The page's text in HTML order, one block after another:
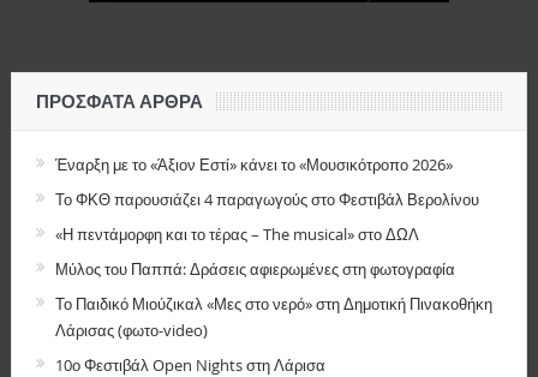
ΠΡΌΣΦΑΤΑ ΆΡΘΡΑ
Έναρξη με το «Άξιον Εστί» κάνει το «Μουσικότροπο 2026»
Το ΦΚΘ παρουσιάζει 4 παραγωγούς στο Φεστιβάλ Βερολίνου
«Η πεντάμορφη και το τέρας – The musical» στο ΔΩΛ
Μύλος του Παππά: Δράσεις αφιερωμένες στη φωτογραφία
Το Παιδικό Μιούζικαλ «Μες στο νερό» στη Δημοτική Πινακοθήκη
Λάρισας (φωτο-video)
10ο Φεστιβάλ Open Nights στη Λάρισα